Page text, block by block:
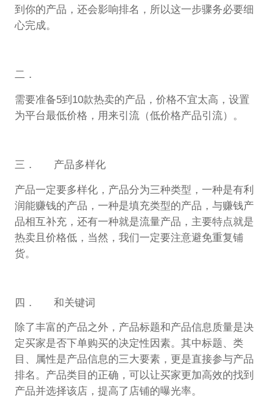
到你的产品，还会影响排名，所以这一步骤务必要细
心完成。
二．
需要准备5到10款热卖的产品，价格不宜太高，设置
为平台最低价格，用来引流（低价格产品引流）。
三． 产品多样化
产品一定要多样化，产品分为三种类型，一种是有利
润能赚钱的产品，一种是填充类型的产品，与赚钱产
品相互补充，还有一种就是流量产品，主要特点就是
热卖且价格低，当然，我们一定要注意避免重复铺
货。
四． 和关键词
除了丰富的产品之外，产品标题和产品信息质量是决
定买家是否下单购买的决定性因素。其中标题、类
目、属性是产品信息的三大要素，更是直接参与产品
排名。产品类目的正确，可以让买家更加高效的找到
产品并选择该店，提高了店铺的曝光率。